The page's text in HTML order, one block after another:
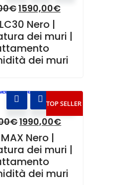
€1590,00€
Nero |
dei muri |
dei muri
TOP SELLER
€1990,00€
Nero |
dei muri |
dei muri